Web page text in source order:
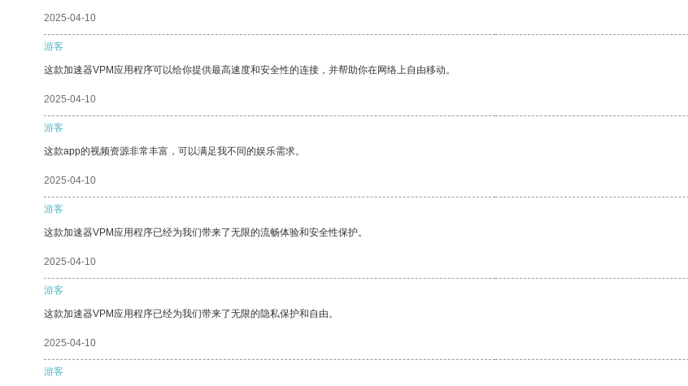
2025-04-10
游客
这款加速器VPM应用程序可以给你提供最高速度和安全性的连接，并帮助你在网络上自由移动。
2025-04-10
游客
这款app的视频资源非常丰富，可以满足我不同的娱乐需求。
2025-04-10
游客
这款加速器VPM应用程序已经为我们带来了无限的流畅体验和安全性保护。
2025-04-10
游客
这款加速器VPM应用程序已经为我们带来了无限的隐私保护和自由。
2025-04-10
游客